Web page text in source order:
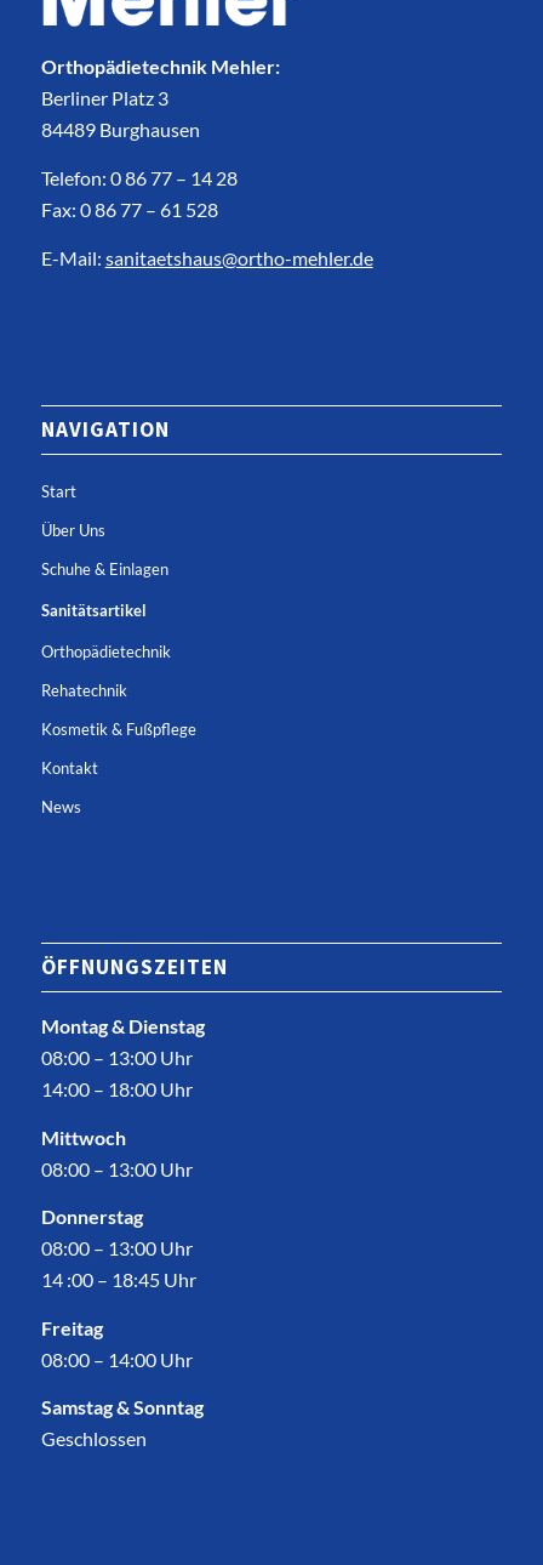
Orthopädietechnik Mehler:
Berliner Platz 3
84489 Burghausen
Telefon: 0 86 77 – 14 28
Fax: 0 86 77 – 61 528
E-Mail: sanitaetshaus@ortho-mehler.de
NAVIGATION
Start
Über Uns
Schuhe & Einlagen
Sanitätsartikel
Orthopädietechnik
Rehatechnik
Kosmetik & Fußpflege
Kontakt
News
ÖFFNUNGSZEITEN
Montag & Dienstag
08:00 – 13:00 Uhr
14:00 – 18:00 Uhr
Mittwoch
08:00 – 13:00 Uhr
Donnerstag
08:00 – 13:00 Uhr
14 :00 – 18:45 Uhr
Freitag
08:00 – 14:00 Uhr
Samstag & Sonntag
Geschlossen